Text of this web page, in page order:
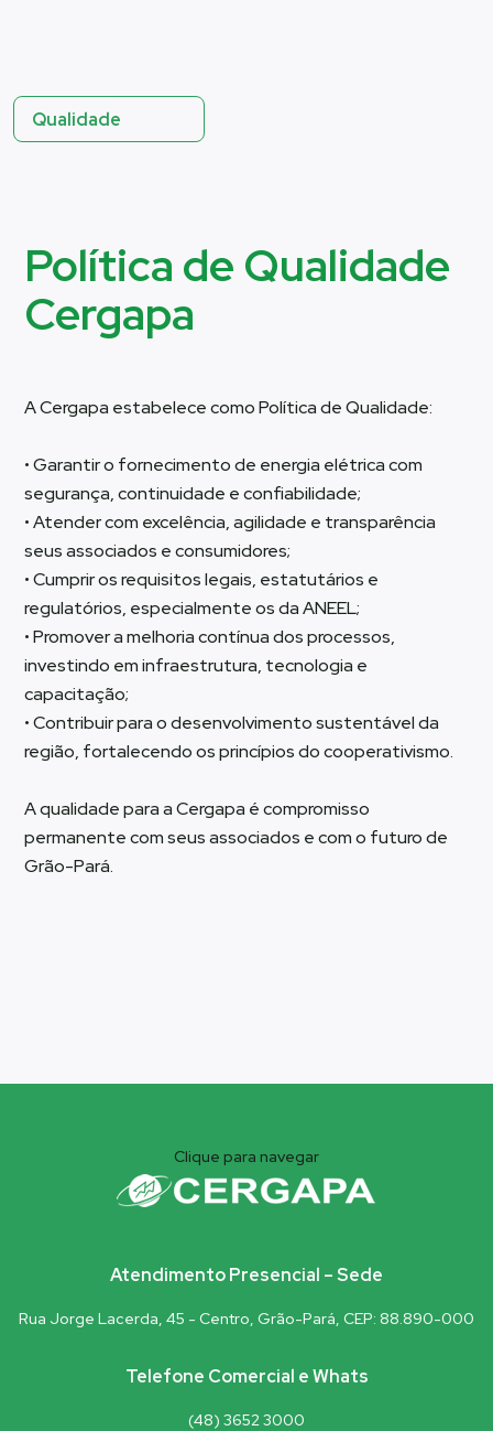
Qualidade
Política de Qualidade
Cergapa
A Cergapa estabelece como Política de Qualidade:
• Garantir o fornecimento de energia elétrica com
segurança, continuidade e confiabilidade;
• Atender com excelência, agilidade e transparência
seus associados e consumidores;
• Cumprir os requisitos legais, estatutários e
regulatórios, especialmente os da ANEEL;
• Promover a melhoria contínua dos processos,
investindo em infraestrutura, tecnologia e
capacitação;
• Contribuir para o desenvolvimento sustentável da
região, fortalecendo os princípios do cooperativismo.
A qualidade para a Cergapa é compromisso
permanente com seus associados e com o futuro de
Grão-Pará.
Clique para navegar
Atendimento Presencial – Sede
Rua Jorge Lacerda, 45 - Centro, Grão-Pará, CEP: 88.890-000
Telefone Comercial e Whats
(48) 3652 3000